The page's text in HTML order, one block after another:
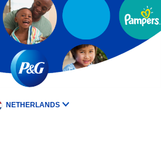
NETHERLANDS